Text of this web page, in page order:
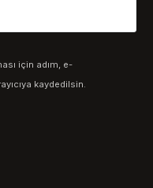
için adım, e-
kaydedilsin.